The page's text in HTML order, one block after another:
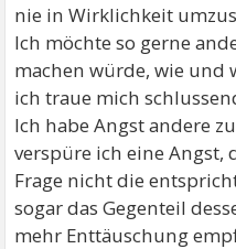
nie in Wirklichkeit
Ich möchte so gerne
machen würde, wie und
ich traue mich
Ich habe Angst andere
verspüre ich eine Angst,
Frage nicht die
sogar das Gegenteil
mehr Enttäuschung